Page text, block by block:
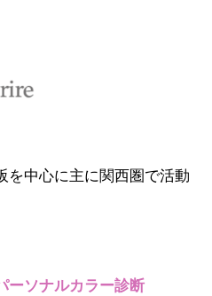
を中心に主に関西圏で活動
ーソナルカラー診断